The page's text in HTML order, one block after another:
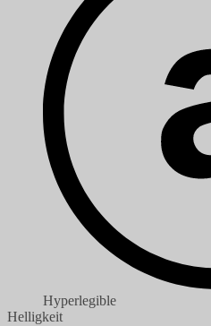
Hyperlegible
Helligkeit